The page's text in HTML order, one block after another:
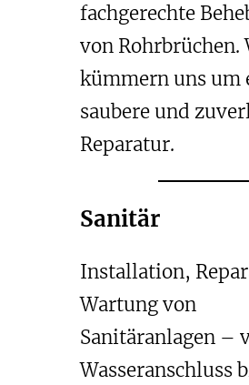
fachgerechte
von Rohrbrüchen.
kümmern uns um
saubere und
Reparatur.
Sanitär
Installation,
Wartung von
Sanitäranlagen –
Wasseranschluss